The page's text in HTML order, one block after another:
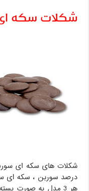
شکلات سکه
درصد سوربن ، سکه ای